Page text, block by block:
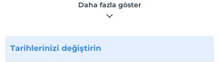
bir evin bütün araç ve gereçlerine sahiptir. Dilediğiniz
zaman dilediğiniz eşyayı kullanmaktan çekinmeyin.
Kendinizi evinizde hissedeceğiniz her türlü imkan ve
konfora sahiptir.
Daha fazla göster
Tarihlerinizi değiştirin